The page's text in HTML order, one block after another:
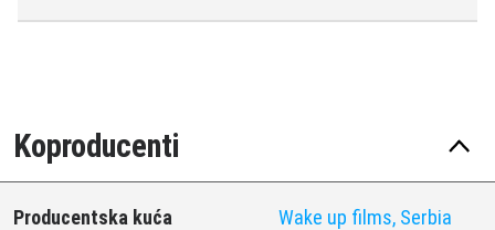
Koproducenti
Producentska kuća Wake up films, Serbia